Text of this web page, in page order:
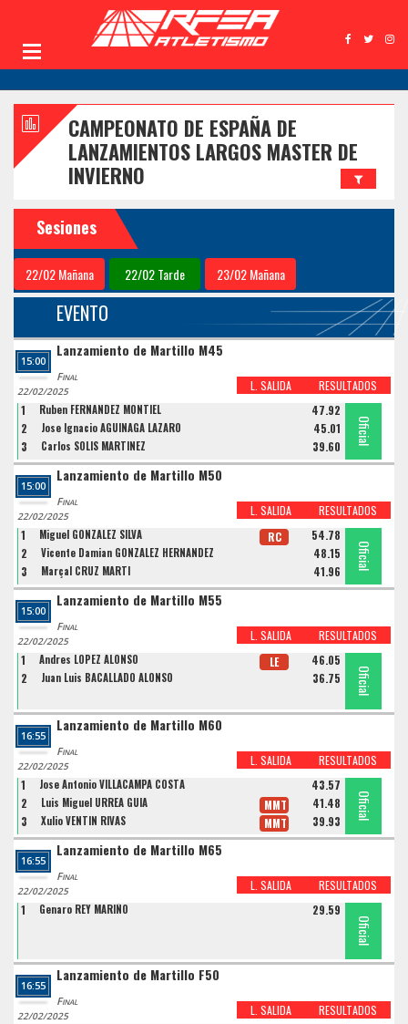
CAMPEONATO DE ESPAÑA DE
LANZAMIENTOS LARGOS MASTER DE
INVIERNO
Sesiones
22/02 Mañana 22/02 Tarde 23/02 Mañana
EVENTO
15:00
Lanzamiento de Martillo M45
Final
L. SALIDA RESULTADOS
22/02/2025
1 Ruben FERNANDEZ MONTIEL 47.92
Oficial
2 Jose Ignacio AGUINAGA LAZARO 45.01 Oficial
3 Carlos SOLIS MARTINEZ 39.60
Oficial
15:00
Lanzamiento de Martillo M50
Final
L. SALIDA RESULTADOS
22/02/2025
1 Miguel GONZALEZ SILVA 54.78
RC
Oficial
2 Vicente Damian GONZALEZ HERNANDEZ 48.15 Oficial
3 Marçal CRUZ MARTI 41.96
Oficial
15:00
Lanzamiento de Martillo M55
Final
L. SALIDA RESULTADOS
22/02/2025
1 Andres LOPEZ ALONSO 46.05
LE
Oficial
2 Juan Luis BACALLADO ALONSO 36.75 Oficial
16:55
Lanzamiento de Martillo M60
Final
L. SALIDA RESULTADOS
22/02/2025
1 Jose Antonio VILLACAMPA COSTA 43.57
Oficial
2 Luis Miguel URREA GUIA 41.48
MMT Oficial
3 Xulio VENTIN RIVAS 39.93
MMT
Oficial
16:55
Lanzamiento de Martillo M65
Final
L. SALIDA RESULTADOS
22/02/2025
1 Genaro REY MARIÑO 29.59
Oficial
16:55
Lanzamiento de Martillo F50
Final
L. SALIDA RESULTADOS
22/02/2025